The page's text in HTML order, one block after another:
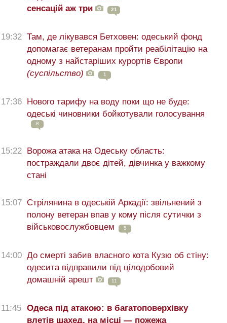
сенсацій аж три
21
19:32 Там, де лікувався Бетховен: одеський фонд
допомагає ветеранам пройти реабілітацію на
одному з найстаріших курортів Європи
(суспільство)
1
17:36
Нового тарифу на воду поки що не буде:
одеські чиновники бойкотували голосування
8
15:22
Ворожа атака на Одеську область:
постраждали двоє дітей, дівчинка у важкому
стані
15:07 Стрілянина в одеській Аркадії: звільнений з
полону ветеран впав у кому після сутички з
військовослужбовцем
5
14:00 До смерті забив власного кота Кузю об стіну:
одесита відправили під цілодобовий
домашній арешт
11
11:45 Одеса під атакою: в багатоповерхівку
влетів шахед, на місці — пожежа